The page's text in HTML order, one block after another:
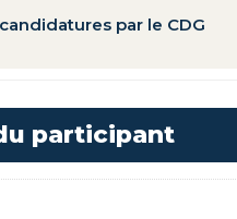
par le CDG
participant